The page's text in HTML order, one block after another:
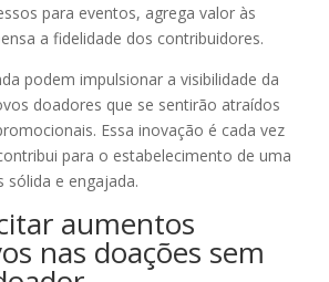
para eventos, agrega valor às
a fidelidade dos contribuidores.
podem impulsionar a visibilidade da
doadores que se sentirão atraídos
Essa inovação é cada vez
para o estabelecimento de uma
sólida e engajada.
aumentos
nas doações sem